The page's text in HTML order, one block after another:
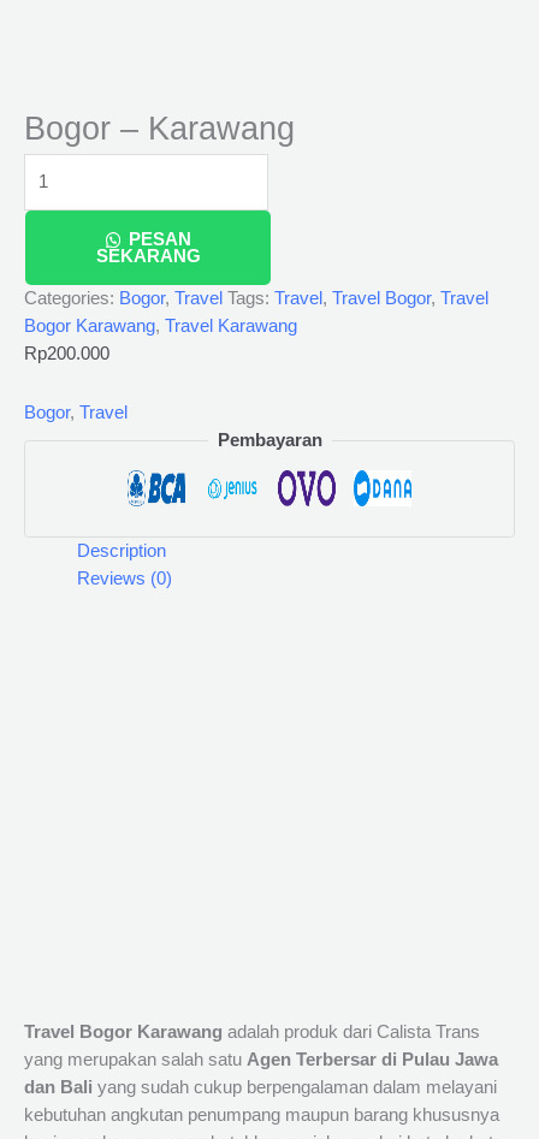
Bogor – Karawang
PESAN
SEKARANG
Categories: Bogor, Travel Tags: Travel , Travel Bogor, Travel
Bogor Karawang, Travel Karawang
Rp200.000
Bogor, Travel
Pembayaran
Description
Reviews (0)
Travel Bogor Karawang adalah produk dari Calista Trans
yang merupakan salah satu Agen Terbersar di Pulau Jawa
dan Bali yang sudah cukup berpengalaman dalam melayani
kebutuhan angkutan penumpang maupun barang khususnya